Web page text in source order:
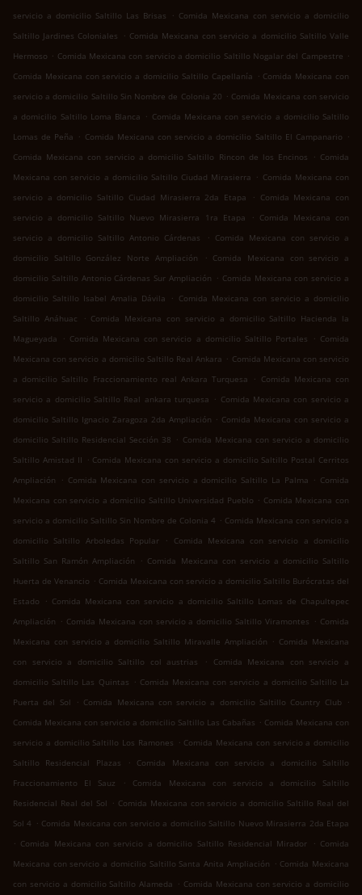
servicio a domicilio Saltillo Las Brisas
. Comida Mexicana con servicio a domicilio
Saltillo Jardines Coloniales
. Comida Mexicana con servicio a domicilio Saltillo Valle
Hermoso . Comida Mexicana con servicio a domicilio Saltillo Nogalar del Campestre .
Comida Mexicana con servicio a domicilio Saltillo Capellanía . Comida Mexicana con
servicio a domicilio Saltillo Sin Nombre de Colonia 20 . Comida Mexicana con servicio
a domicilio Saltillo Loma Blanca . Comida Mexicana con servicio a domicilio Saltillo
Lomas de Peña . Comida Mexicana con servicio a domicilio Saltillo El Campanario .
Comida Mexicana con servicio a domicilio Saltillo Rincon de los Encinos
. Comida
Mexicana con servicio a domicilio Saltillo Ciudad Mirasierra . Comida Mexicana con
servicio a domicilio Saltillo Ciudad Mirasierra 2da Etapa
. Comida Mexicana con
servicio a domicilio Saltillo Nuevo Mirasierra 1ra Etapa
. Comida Mexicana con
servicio a domicilio Saltillo Antonio Cárdenas
. Comida Mexicana con servicio a
domicilio Saltillo González Norte Ampliación
. Comida Mexicana con servicio a
domicilio Saltillo Antonio Cárdenas Sur Ampliación . Comida Mexicana con servicio a
domicilio Saltillo Isabel Amalia Dávila
. Comida Mexicana con servicio a domicilio
Saltillo Anáhuac
. Comida Mexicana con servicio a domicilio Saltillo Hacienda la
Magueyada
. Comida Mexicana con servicio a domicilio Saltillo Portales . Comida
Mexicana con servicio a domicilio Saltillo Real Ankara . Comida Mexicana con servicio
a domicilio Saltillo Fraccionamiento real Ankara Turquesa
. Comida Mexicana con
servicio a domicilio Saltillo Real ankara turquesa . Comida Mexicana con servicio a
domicilio Saltillo Ignacio Zaragoza 2da Ampliación . Comida Mexicana con servicio a
domicilio Saltillo Residencial Sección 38 . Comida Mexicana con servicio a domicilio
Saltillo Amistad II . Comida Mexicana con servicio a domicilio Saltillo Postal Cerritos
Ampliación
. Comida Mexicana con servicio a domicilio Saltillo La Palma . Comida
Mexicana con servicio a domicilio Saltillo Universidad Pueblo . Comida Mexicana con
servicio a domicilio Saltillo Sin Nombre de Colonia 4 . Comida Mexicana con servicio a
domicilio Saltillo Arboledas Popular
.
Comida Mexicana con servicio a domicilio
Saltillo San Ramón Ampliación
. Comida Mexicana con servicio a domicilio Saltillo
Huerta de Venancio . Comida Mexicana con servicio a domicilio Saltillo Burócratas del
Estado
. Comida Mexicana con servicio a domicilio Saltillo Lomas de Chapultepec
Ampliación . Comida Mexicana con servicio a domicilio Saltillo Viramontes . Comida
Mexicana con servicio a domicilio Saltillo Miravalle Ampliación . Comida Mexicana
con servicio a domicilio Saltillo col austrias
.
Comida Mexicana con servicio a
domicilio Saltillo Las Quintas . Comida Mexicana con servicio a domicilio Saltillo La
Puerta del Sol
. Comida Mexicana con servicio a domicilio Saltillo Country Club
.
Comida Mexicana con servicio a domicilio Saltillo Las Cabañas . Comida Mexicana con
servicio a domicilio Saltillo Los Ramones . Comida Mexicana con servicio a domicilio
Saltillo Residencial Plazas
.
Comida Mexicana con servicio a domicilio Saltillo
Fraccionamiento El Sauz
.
Comida Mexicana con servicio a domicilio Saltillo
Residencial Real del Sol . Comida Mexicana con servicio a domicilio Saltillo Real del
Sol 4 . Comida Mexicana con servicio a domicilio Saltillo Nuevo Mirasierra 2da Etapa
. Comida Mexicana con servicio a domicilio Saltillo Residencial Mirador . Comida
Mexicana con servicio a domicilio Saltillo Santa Anita Ampliación . Comida Mexicana
con servicio a domicilio Saltillo Alameda . Comida Mexicana con servicio a domicilio